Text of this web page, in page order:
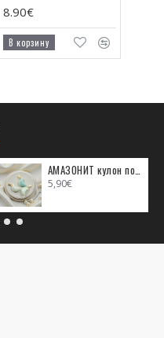
8.90€
В корзину
5,90€